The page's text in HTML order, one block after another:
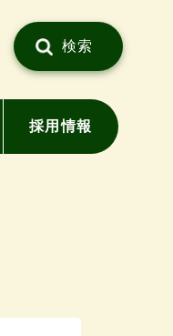
検索
採用情報